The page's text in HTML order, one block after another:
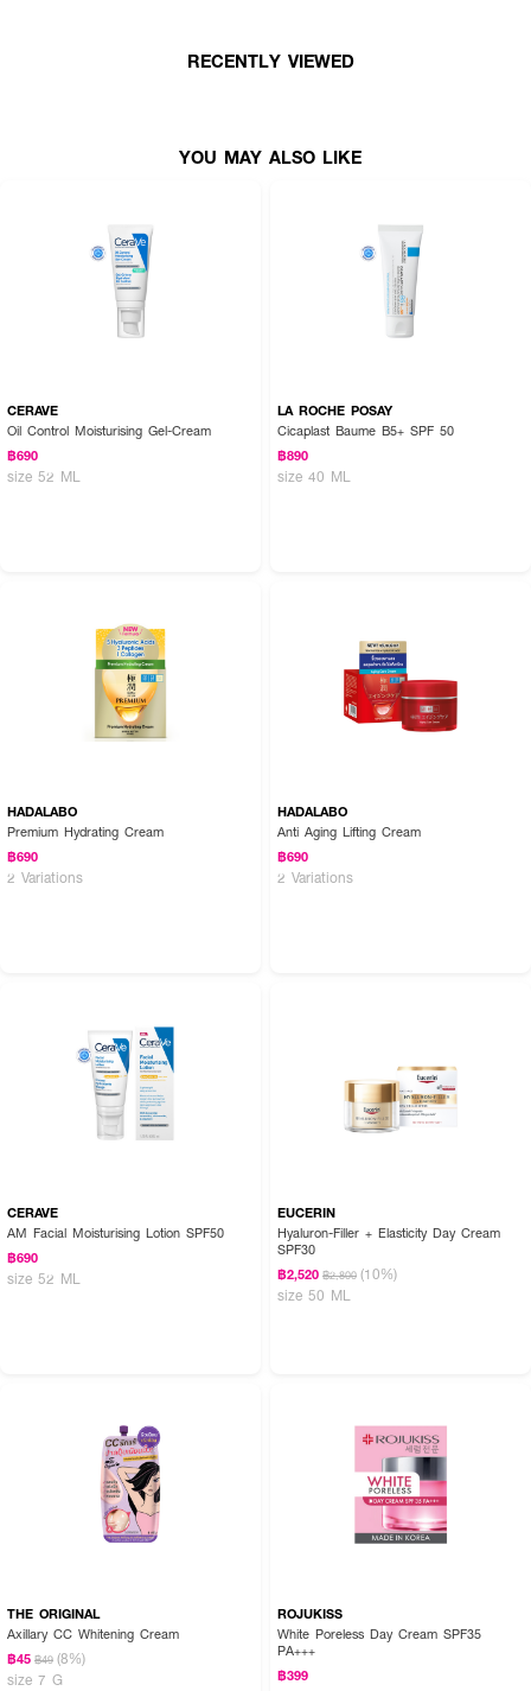
RECENTLY VIEWED
YOU MAY ALSO LIKE
CERAVE
Oil Control Moisturising Gel-Cream
฿690
size 52 ML
LA ROCHE POSAY
Cicaplast Baume B5+ SPF 50
฿890
size 40 ML
HADALABO
Premium Hydrating Cream
฿690
2 Variations
HADALABO
Anti Aging Lifting Cream
฿690
2 Variations
CERAVE
AM Facial Moisturising Lotion SPF50
฿690
size 52 ML
EUCERIN
Hyaluron-Filler + Elasticity Day Cream
SPF30
฿2,520 ฿2,800 (10%)
size 50 ML
THE ORIGINAL
Axillary CC Whitening Cream
฿45 ฿49 (8%)
size 7 G
ROJUKISS
White Poreless Day Cream SPF35
PA+++
฿399